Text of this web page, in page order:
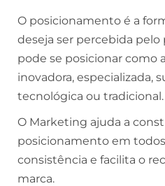
O posicionamento é a
deseja ser percebida
pode se posicionar como
inovadora, especializada,
tecnológica ou tradicional.
O Marketing ajuda a
posicionamento em todos
consistência e facilita o
marca.